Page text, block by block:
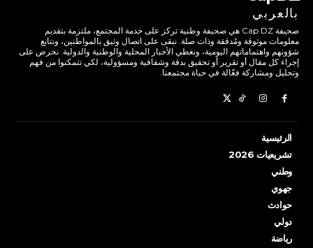
بالعربي
صحيفة Cap DZ هي صحيفة وطنية تركز على خدمة المجتمع، ملتزمة بتقديم
معلومات موثوقة ومُدققة وذات صلة. نبقى على اتصال وثيق بالمواطنين، ونتابع
شؤونهم واهتماماتهم اليومية، ونغطي الأخبار المحلية والوطنية والدولية. نحرص على
إجراء كل مقال أو تقرير أو تحقيق بدقة وشفافية ومسؤولية، لكي تتمكنوا من فهم
وتحليل ومشاركة فعّالة في حياة مجتمعنا.
الرئيسية
تشريعيات 2026
وطني
جهوي
حوادث
دولي
رياضة